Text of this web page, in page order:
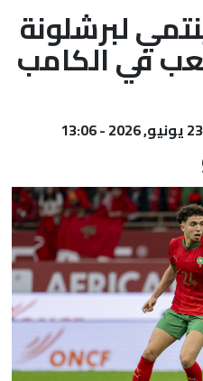
أعمدة لبرشلونة
في الكامب